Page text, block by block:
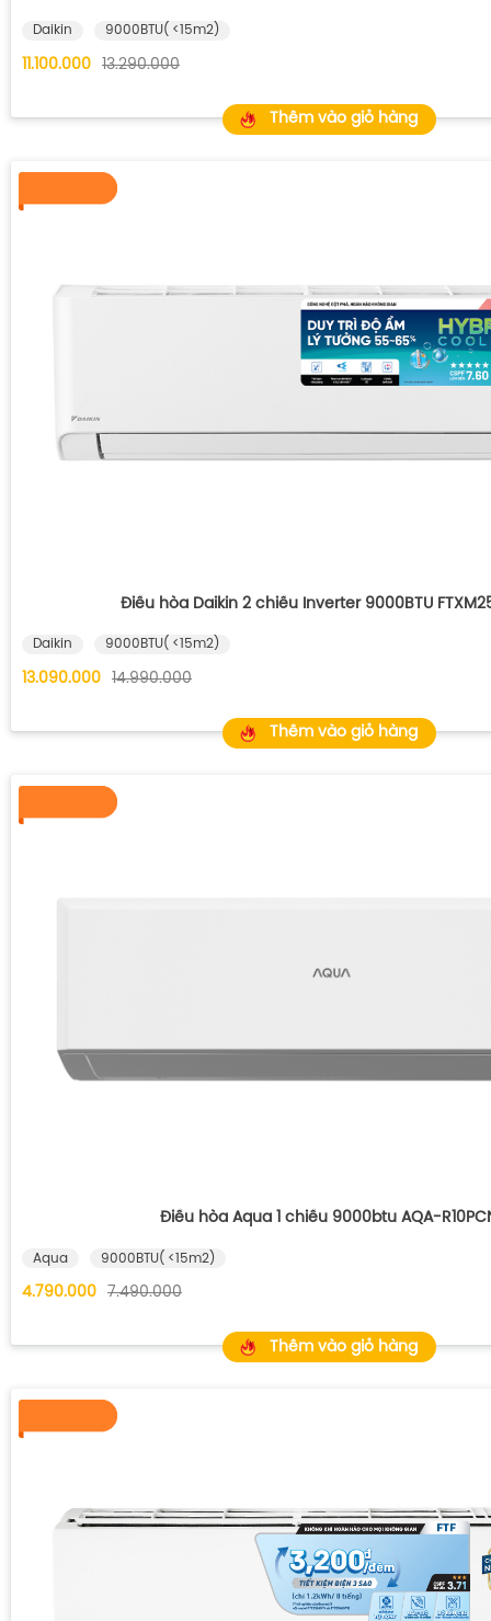
Daikin 9000BTU( <15m2)
11.100.000 13.290.000
Thêm vào giỏ hàng
Điều hòa Daikin 2 chiều Inverter 9000BTU
Daikin 9000BTU( <15m2)
13.090.000 14.990.000
Thêm vào giỏ hàng
Điều hòa Aqua 1 chiều 9000btu AQA-
Aqua 9000BTU( <15m2)
4.790.000 7.490.000
Thêm vào giỏ hàng